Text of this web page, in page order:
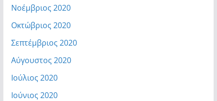
Νοέμβριος 2020
Οκτώβριος 2020
Σεπτέμβριος 2020
Αύγουστος 2020
Ιούλιος 2020
Ιούνιος 2020